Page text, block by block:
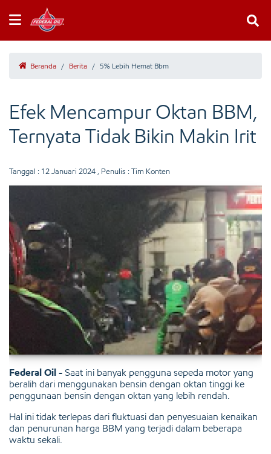
Beranda / Berita / 5% Lebih Hemat Bbm
Efek Mencampur Oktan BBM,
Ternyata Tidak Bikin Makin Irit
Tanggal : 12 Januari 2024 , Penulis : Tim Konten
Federal Oil - Saat ini banyak pengguna sepeda motor yang
beralih dari menggunakan bensin dengan oktan tinggi ke
penggunaan bensin dengan oktan yang lebih rendah.
Hal ini tidak terlepas dari fluktuasi dan penyesuaian kenaikan
dan penurunan harga BBM yang terjadi dalam beberapa
waktu sekali.